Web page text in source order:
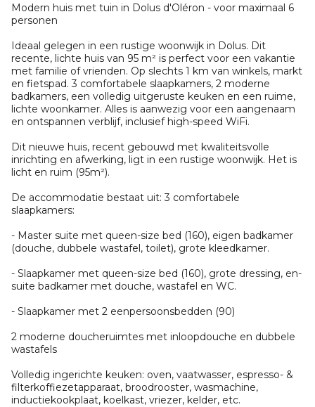
Modern huis met tuin in Dolus d'Oléron - voor maximaal 6
personen
Ideaal gelegen in een rustige woonwijk in Dolus. Dit
recente, lichte huis van 95 m² is perfect voor een vakantie
met familie of vrienden. Op slechts 1 km van winkels, markt
en fietspad. 3 comfortabele slaapkamers, 2 moderne
badkamers, een volledig uitgeruste keuken en een ruime,
lichte woonkamer. Alles is aanwezig voor een aangenaam
en ontspannen verblijf, inclusief high-speed WiFi.
Dit nieuwe huis, recent gebouwd met kwaliteitsvolle
inrichting en afwerking, ligt in een rustige woonwijk. Het is
licht en ruim (95m²).
De accommodatie bestaat uit: 3 comfortabele
slaapkamers:
- Master suite met queen-size bed (160), eigen badkamer
(douche, dubbele wastafel, toilet), grote kleedkamer.
- Slaapkamer met queen-size bed (160), grote dressing, en-
suite badkamer met douche, wastafel en WC.
- Slaapkamer met 2 eenpersoonsbedden (90)
2 moderne doucheruimtes met inloopdouche en dubbele
wastafels
Volledig ingerichte keuken: oven, vaatwasser, espresso- &
filterkoffiezetapparaat, broodrooster, wasmachine,
inductiekookplaat, koelkast, vriezer, kelder, etc.